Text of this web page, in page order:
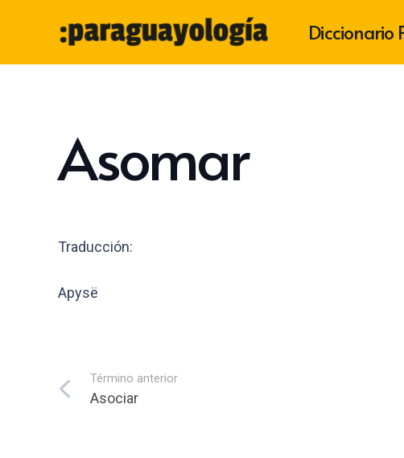
Diccionario
Asomar
Traducción:
Apysë
Término anterior
Asociar